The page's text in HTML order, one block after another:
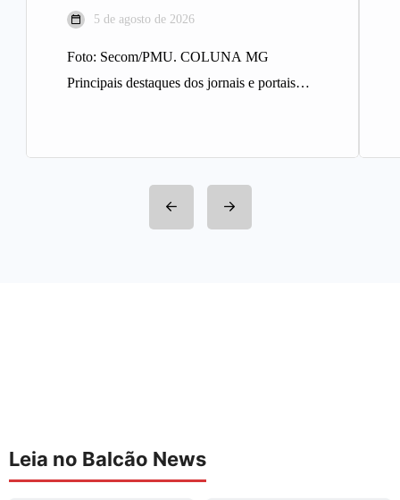
5 de agosto de 2026
Foto: Secom/PMU. COLUNA MG
Principais destaques dos jornais e portais
Leia no Balcão News